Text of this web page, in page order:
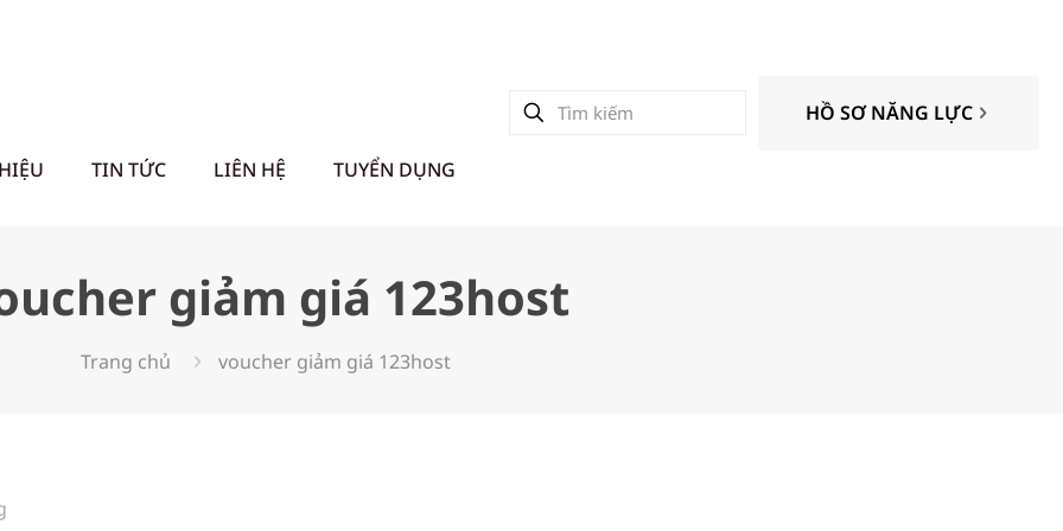
TIN TỨC LIÊN HỆ TUYỂN DỤNG
HỒ SƠ NĂNG LỰC
giảm giá 123host
Trang chủ voucher giảm giá 123host